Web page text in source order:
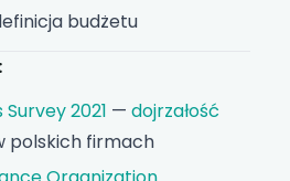
budżetu
2021 — dojrzałość
polskich firmach